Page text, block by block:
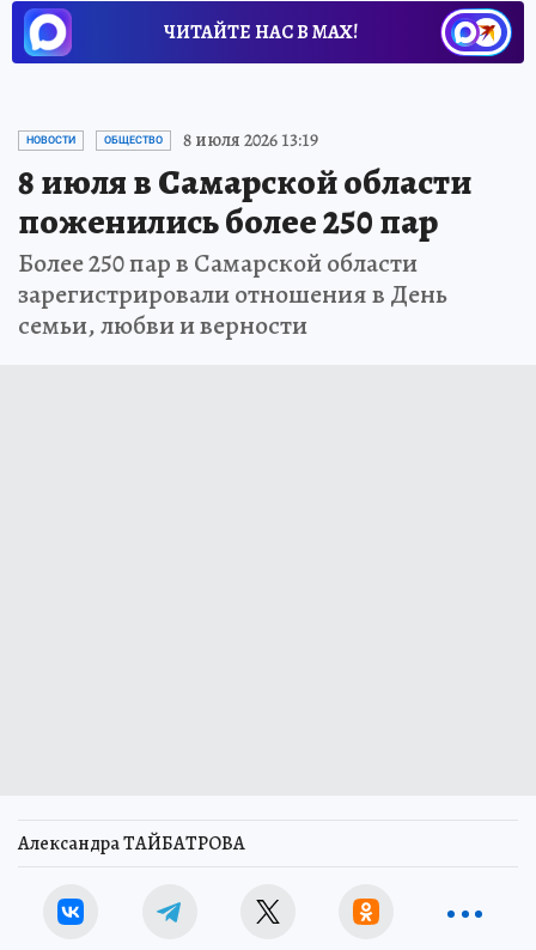
ЧИТАЙТЕ НАС В МАХ!
НОВОСТИ ОБЩЕСТВО 8 июля 2026 13:19
8 июля в Самарской области
поженились более 250 пар
Более 250 пар в Самарской области
зарегистрировали отношения в День
семьи, любви и верности
Александра ТАЙБАТРОВА